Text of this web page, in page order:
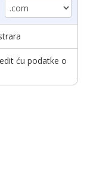
ću podatke o